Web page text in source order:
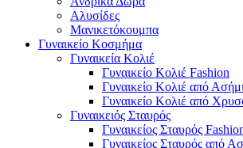
Αλυσίδες
Μανικετόκουμπα
Γυναικείο Κοσμήμα
Γυναικεία Κολιέ
Γυναικείο Κολιέ Fashion
Γυναικείο Κολιέ από Ασήμι
Γυναικείο Κολιέ από
Γυναικειός Σταυρός
Γυναικείος Σταυρός
Γυναικείος Σταυρός από